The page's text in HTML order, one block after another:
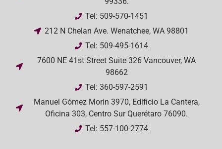
Tel: 509-570-1451
212 N Chelan Ave. Wenatchee, WA 98801
Tel: 509-495-1614
7600 NE 41st Street Suite 326 Vancouver, WA
98662
Tel: 360-597-2591
Manuel Gómez Morin 3970, Edificio La Cantera,
Oficina 303, Centro Sur Querétaro 76090.
Tel: 557-100-2774